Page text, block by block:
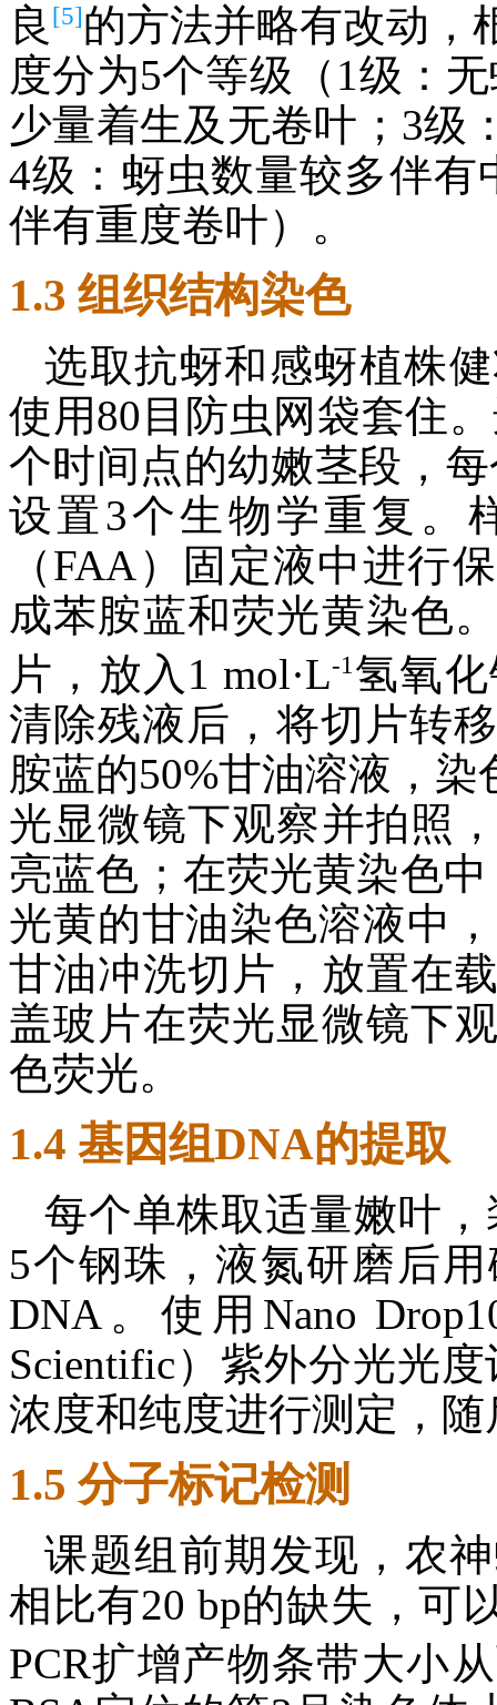
良 [5]的方法并略有改动，
度分为5个等级（1级：
少量着生及无卷叶；3级
4级：蚜虫数量较多伴
伴有重度卷叶）。
1.3 组织结构染色
选取抗蚜和感蚜植株
使用80目防虫网袋套住
个时间点的幼嫩茎段，
设置3个生物学重复。
（FAA）固定液中进行
成苯胺蓝和荧光黄染色
片，放入1 mol·L-1氢氧
清除残液后，将切片转
胺蓝的50%甘油溶液，
光显微镜下观察并拍照
亮蓝色；在荧光黄染色
光黄的甘油染色溶液中
甘油冲洗切片，放置在
盖玻片在荧光显微镜下
色荧光。
1.4 基因组DNA的提取
每个单株取适量嫩叶
5个钢珠，液氮研磨后
DNA。使用Nano
Scientific）紫外分光光
浓度和纯度进行测定，
1.5 分子标记检测
课题组前期发现，农
相比有20 bp的缺失，可
PCR扩增产物条带大小